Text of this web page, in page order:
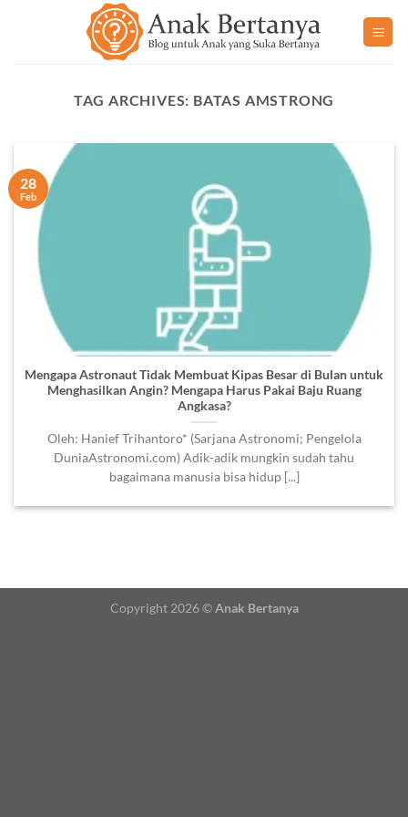
TAG ARCHIVES: BATAS AMSTRONG
Mengapa Astronaut Tidak Membuat Kipas Besar di Bulan untuk
Menghasilkan Angin? Mengapa Harus Pakai Baju Ruang
Angkasa?
Oleh: Hanief Trihantoro* (Sarjana Astronomi; Pengelola
DuniaAstronomi.com) Adik-adik mungkin sudah tahu
bagaimana manusia bisa hidup [...]
28
Feb
Copyright 2026 ©Anak Bertanya